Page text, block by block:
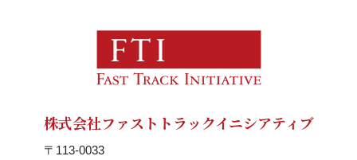
株式会社ファストトラックイニシアティブ
〒113-0033